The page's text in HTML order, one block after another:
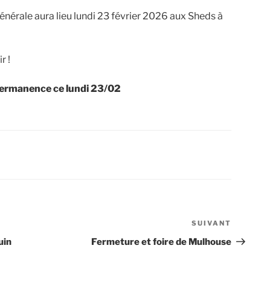
aura lieu lundi 23 février 2026 aux Sheds à
!
ce lundi 23/02
suivant
SUIVANT
Fermeture et foire de Mulhouse